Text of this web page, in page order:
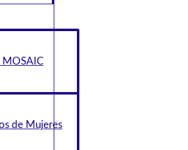
MOSAIC
de Mujeres